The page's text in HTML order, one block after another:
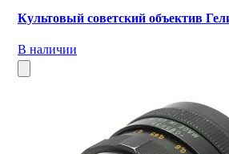
Культовый советский объектив
В наличии